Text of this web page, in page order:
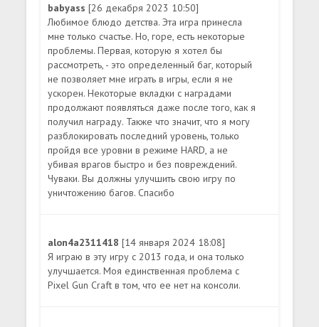
babyass[26 декабря 2023 10:50]
Любимое блюдо детства. Эта игра принесла
мне только счастье. Но, горе, есть некоторые
проблемы. Первая, которую я хотел бы
рассмотреть, - это определенный баг, который
не позволяет мне играть в игры, если я не
ускорен. Некоторые вкладки с наградами
продолжают появляться даже после того, как я
получил награду. Также что значит, что я могу
разблокировать последний уровень, только
пройдя все уровни в режиме HARD, а не
убивая врагов быстро и без повреждений.
Чуваки. Вы должны улучшить свою игру по
уничтожению багов. Спасибо
alon4a2311418[14 января 2024 18:08]
Я играю в эту игру с 2013 года, и она только
улучшается. Моя единственная проблема с
Pixel Gun Craft в том, что ее нет на консоли.